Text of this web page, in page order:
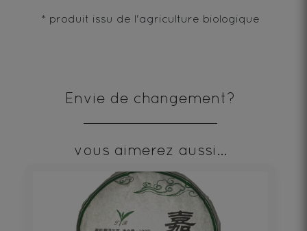
* produit issu de l'agriculture biologique
Envie de changement?
vous aimerez aussi...